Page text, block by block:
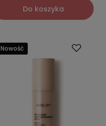
Do koszyka
Nowość